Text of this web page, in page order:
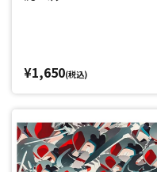
¥1,650(税込)